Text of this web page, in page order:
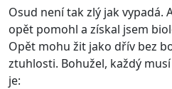
Osud není tak zlý jak vypadá.
opět pomohl a získal jsem
Opět mohu žit jako dřív bez
ztuhlosti. Bohužel, každý
je: